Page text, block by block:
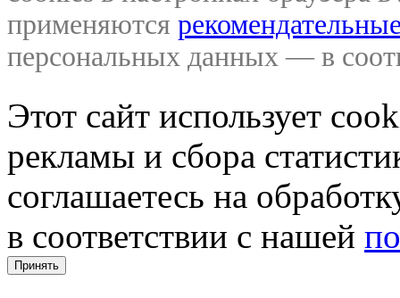
применяются
персональных данных — в
Этот сайт использует
рекламы и сбора
соглашаетесь на
в соответствии с нашей
Принять